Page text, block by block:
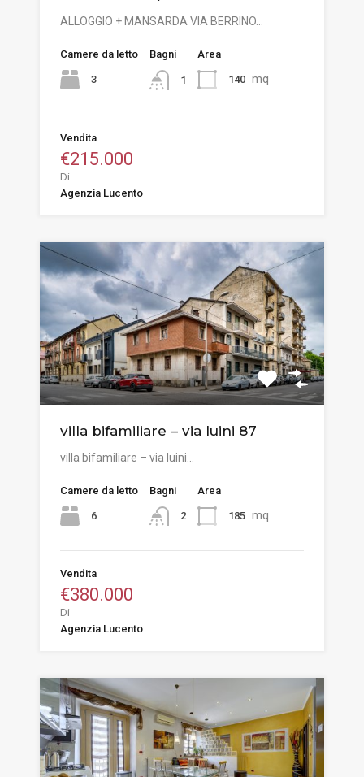
ALLOGGIO + MANSARDA VIA BERRINO…
Camere da letto
3
Bagni
1
Area
140 mq
Vendita
€215.000
Di
Agenzia Lucento
villa bifamiliare – via luini 87
villa bifamiliare – via luini…
Camere da letto
6
Bagni
2
Area
185 mq
Vendita
€380.000
Di
Agenzia Lucento